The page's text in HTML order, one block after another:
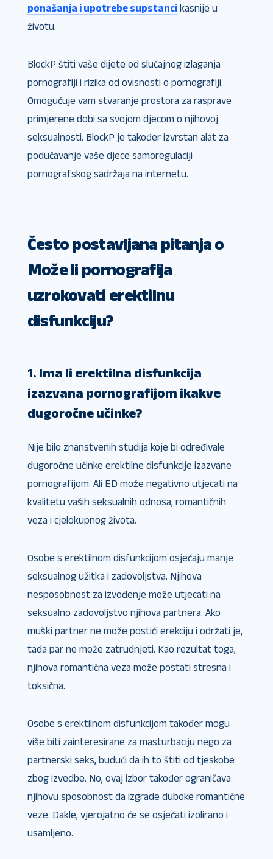
ponašanja i upotrebe supstancikasnije u
životu.
BlockP štiti vaše dijete od slučajnog izlaganja
pornografiji i rizika od ovisnosti o pornografiji.
Omogućuje vam stvaranje prostora za rasprave
primjerene dobi sa svojom djecom o njihovoj
seksualnosti. BlockP je također izvrstan alat za
podučavanje vaše djece samoregulaciji
pornografskog sadržaja na internetu.
Često postavljana pitanja o
Može li pornografija
uzrokovati erektilnu
disfunkciju?
1. Ima li erektilna disfunkcija
izazvana pornografijom ikakve
dugoročne učinke?
Nije bilo znanstvenih studija koje bi određivale
dugoročne učinke erektilne disfunkcije izazvane
pornografijom. Ali ED može negativno utjecati na
kvalitetu vaših seksualnih odnosa, romantičnih
veza i cjelokupnog života.
Osobe s erektilnom disfunkcijom osjećaju manje
seksualnog užitka i zadovoljstva. Njihova
nesposobnost za izvođenje može utjecati na
seksualno zadovoljstvo njihova partnera. Ako
muški partner ne može postići erekciju i održati je,
tada par ne može zatrudnjeti. Kao rezultat toga,
njihova romantična veza može postati stresna i
toksična.
Osobe s erektilnom disfunkcijom također mogu
više biti zainteresirane za masturbaciju nego za
partnerski seks, budući da ih to štiti od tjeskobe
zbog izvedbe. No, ovaj izbor također ograničava
njihovu sposobnost da izgrade duboke romantične
veze. Dakle, vjerojatno će se osjećati izolirano i
usamljeno.